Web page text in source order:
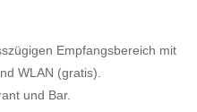
Empfangsbereich mit
WLAN (gratis).
und Bar.